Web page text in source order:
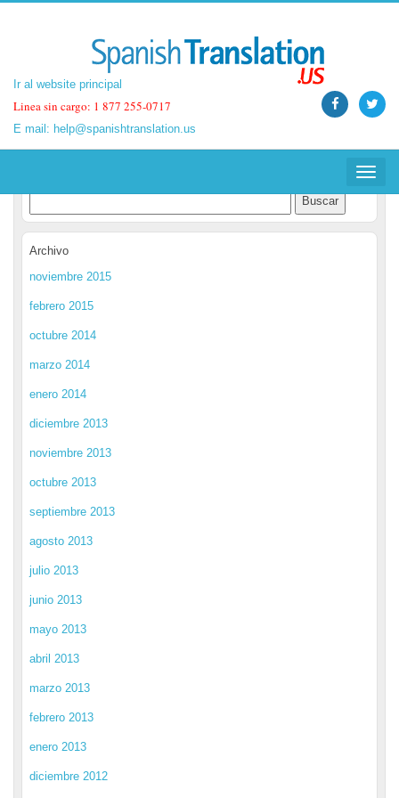
Ir al website principal
Linea sin cargo: 1 877 255-0717
E mail: help@spanishtranslation.us
Toggle
Ir al website principal
Linea sin cargo: 1 877 255-0717
E mail: help@spanishtranslation.us
Toggle
Spanish Translation Blog
Archivo
noviembre 2015
febrero 2015
octubre 2014
marzo 2014
enero 2014
diciembre 2013
noviembre 2013
octubre 2013
septiembre 2013
agosto 2013
julio 2013
junio 2013
mayo 2013
abril 2013
marzo 2013
febrero 2013
enero 2013
diciembre 2012